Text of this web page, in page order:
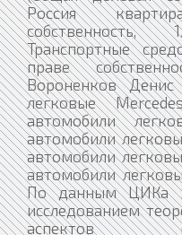
Россия
Транспортные
праве
Вороненков Денис
легковые
автомобили
автомобили
автомобили
автомобили
По данным ЦИКа
исследованием
аспектов